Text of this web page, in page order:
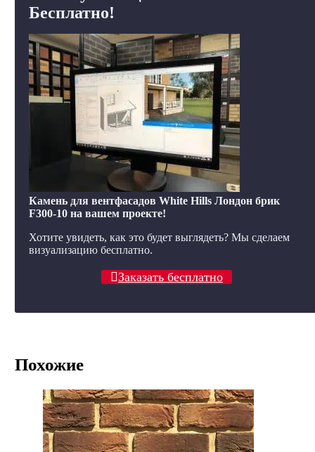
Бесплатно!
Камень для вентфасадов White Hills Лондон брик
F300-10 на вашем проекте!
Хотите увидеть, как это будет выглядеть? Мы сделаем
визуализацию бесплатно.
Заказать бесплатно
Похожие